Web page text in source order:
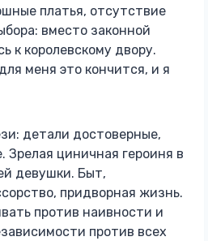
платья, отсутствие
вместо законной
к королевскому двору.
меня это кончится, и я
детали достоверные,
Зрелая циничная героиня в
девушки. Быт,
придворная жизнь.
против наивности и
против всех